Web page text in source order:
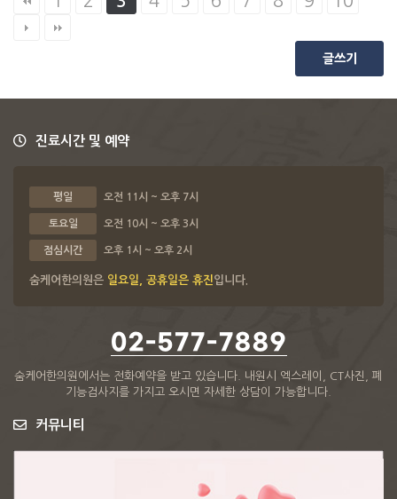
글쓰기
진료시간 및 예약
평일 오전 11시 ~ 오후 7시
토요일 오전 10시 ~ 오후 3시
점심시간 오후 1시 ~ 오후 2시
숨케어한의원은 일요일, 공휴일은 휴진입니다.
02-577-7889
숨케어한의원에서는 전화예약을 받고 있습니다. 내원시 엑스레이, CT사진, 폐
기능검사지를 가지고 오시면 자세한 상담이 가능합니다.
커뮤니티